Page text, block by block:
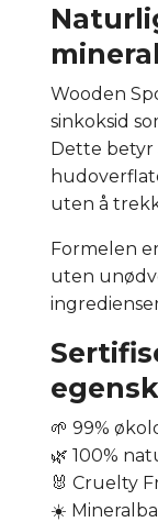
Wooden
sinkoksid
Dette betyr
uten å
Formelen
uten
🌱 99%
🌿 100%
🐰 Cruelty
☀️